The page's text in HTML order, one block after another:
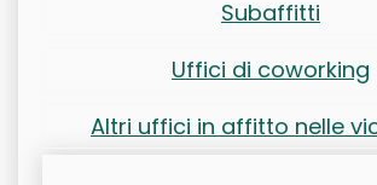
Subaffitti
Uffici di coworking
Altri uffici in affitto nelle